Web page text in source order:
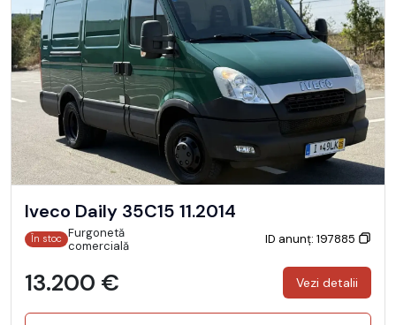
Iveco Daily 35C15 11.2014
În stoc Furgonetă
comercială
ID anunț: 197885
13.200 € Vezi detalii